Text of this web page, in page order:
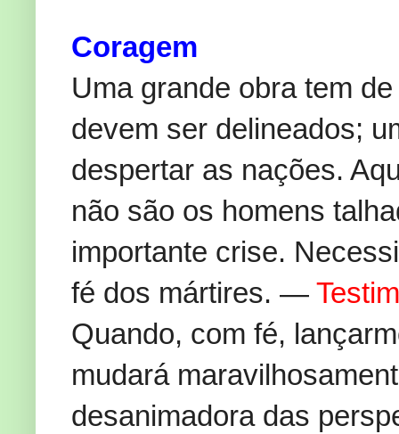
Coragem
Uma grande obra tem
devem ser delineados;
despertar as nações.
não são os homens
importante crise.
fé dos mártires. —
Quando, com fé,
mudará
desanimadora das